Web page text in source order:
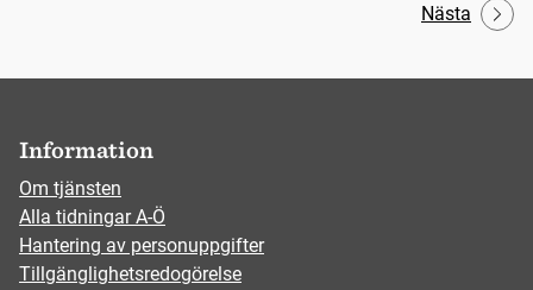
Nästa
Information
Om tjänsten
Alla tidningar A-Ö
Hantering av personuppgifter
Tillgänglighetsredogörelse